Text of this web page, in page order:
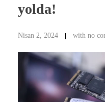
yolda!
Nisan 2, 2024 with no